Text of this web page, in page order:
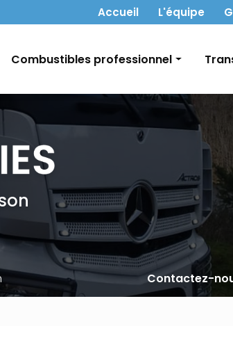
secondaireAccueil L'équipe
Combustibles professionnel
Charbon
Contactez-